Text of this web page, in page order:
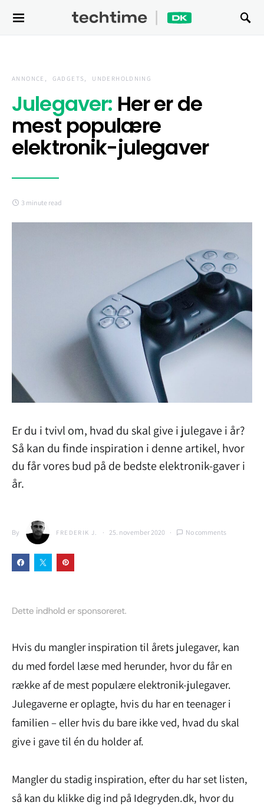
Search for:
ANNONCE GADGETS UNDERHOLDNING
Julegaver: Her er de
mest populære
elektronik-julegaver
3 minute read
Er du i tvivl om, hvad du skal give i julegave i år?
Så kan du finde inspiration i denne artikel, hvor
du får vores bud på de bedste elektronik-gaver i
år.
By FREDERIK J. 25. november 2020 No comments
Hvis du mangler inspiration til årets julegaver, kan
du med fordel læse med herunder, hvor du får en
række af de mest populære elektronik-julegaver.
Julegaverne er oplagte, hvis du har en teenager i
familien – eller hvis du bare ikke ved, hvad du skal
give i gave til én du holder af.
Mangler du stadig inspiration, efter du har set listen,
så kan du klikke dig ind på Idegryden.dk, hvor du